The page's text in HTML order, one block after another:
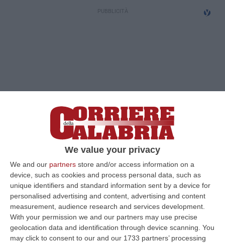
We value your privacy
We and our partners store and/or access information on a
device, such as cookies and process personal data, such as
unique identifiers and standard information sent by a device for
personalised advertising and content, advertising and content
measurement, audience research and services development.
With your permission we and our partners may use precise
geolocation data and identification through device scanning. You
may click to consent to our and our 1733 partners’ processing
Clicca e segui “Corriere della Calabria” su Google News